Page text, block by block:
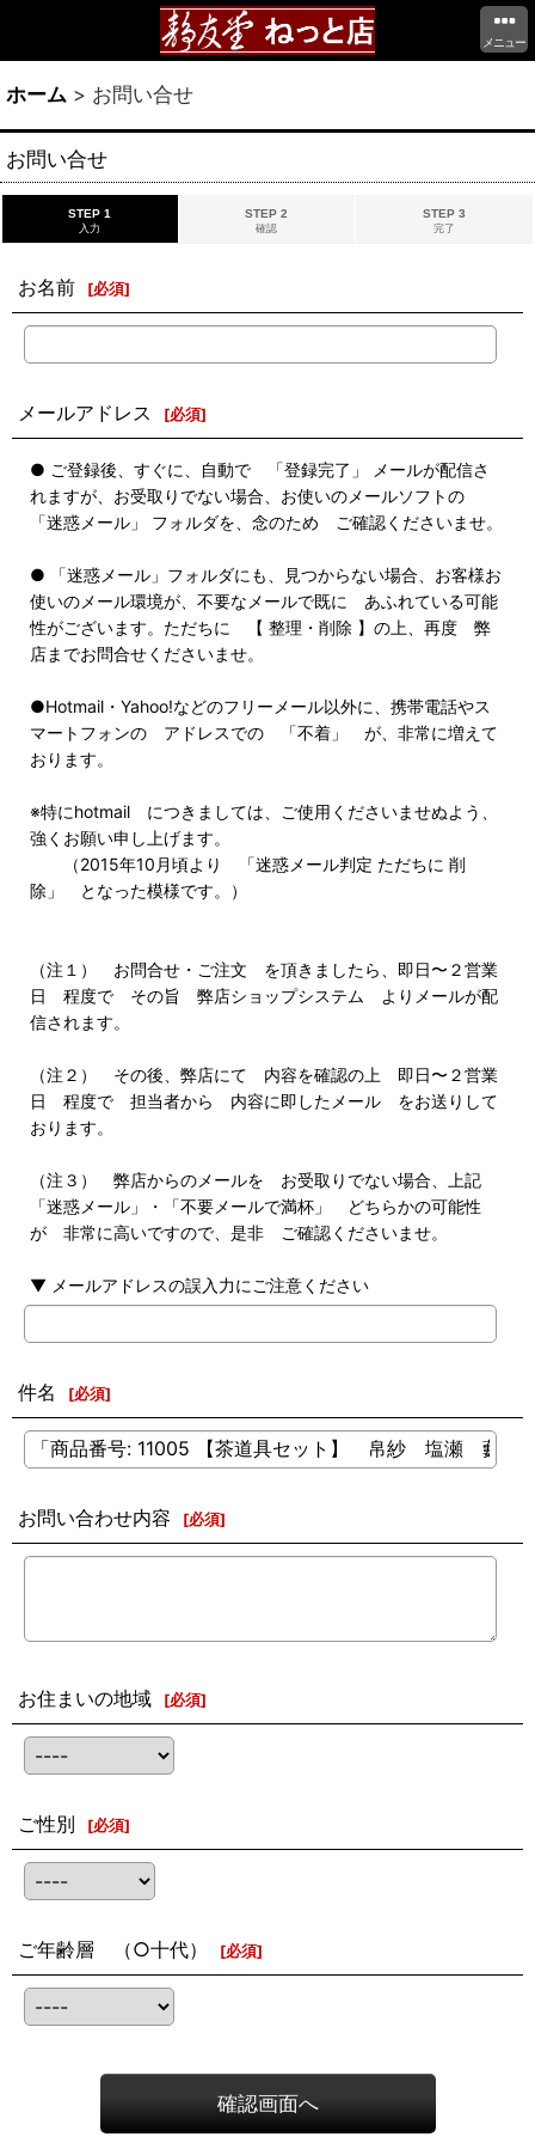
メニュー
ホーム > お問い合せ
お問い合せ
STEP 1
入力
STEP 2
確認
STEP 3
完了
お名前 [必須]
メールアドレス [必須]
● ご登録後、すぐに、自動で 「登録完了」 メールが配信さ
れますが、お受取りでない場合、お使いのメールソフトの
「迷惑メール」 フォルダを、念のため ご確認くださいませ。
● 「迷惑メール」フォルダにも、見つからない場合、お客様お
使いのメール環境が、不要なメールで既に あふれている可能
性がございます。ただちに 【 整理・削除 】の上、再度 弊
店までお問合せくださいませ。
●Hotmail・Yahoo!などのフリーメール以外に、携帯電話やス
マートフォンの アドレスでの 「不着」 が、非常に増えて
おります。
※特にhotmail につきましては、ご使用くださいませぬよう、
強くお願い申し上げます。
（2015年10月頃より 「迷惑メール判定 ただちに 削
除」 となった模様です。）
（注１） お問合せ・ご注文 を頂きましたら、即日〜２営業
日 程度で その旨 弊店ショップシステム よりメールが配
信されます。
（注２） その後、弊店にて 内容を確認の上 即日〜２営業
日 程度で 担当者から 内容に即したメール をお送りして
おります。
（注３） 弊店からのメールを お受取りでない場合、上記
「迷惑メール」・「不要メールで満杯」 どちらかの可能性
が 非常に高いですので、是非 ご確認くださいませ。
▼ メールアドレスの誤入力にご注意ください
件名 [必須]
お問い合わせ内容 [必須]
お住まいの地域 [必須]
ご性別 [必須]
ご年齢層 （○十代） [必須]
確認画面へ